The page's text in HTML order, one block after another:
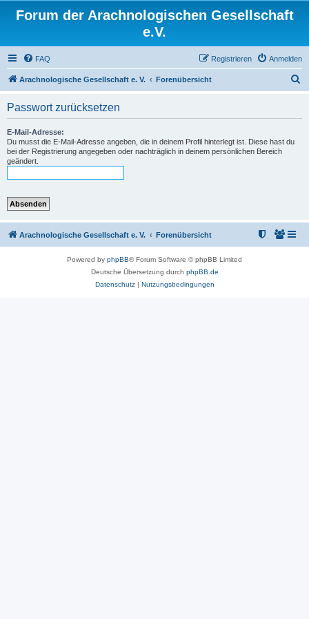
Forum der Arachnologischen Gesellschaft
e.V.
FAQ Anmelden
Registrieren
Arachnologische Gesellschaft e. V. Forenübersicht
Passwort zurücksetzen
E-Mail-Adresse:
Du musst die E-Mail-Adresse angeben, die in deinem Profil hinterlegt ist. Diese hast du
bei der Registrierung angegeben oder nachträglich in deinem persönlichen Bereich
geändert.
Arachnologische Gesellschaft e. V. Forenübersicht
Powered by phpBB® Forum Software © phpBB Limited
Deutsche Übersetzung durch phpBB.de
Datenschutz| Nutzungsbedingungen